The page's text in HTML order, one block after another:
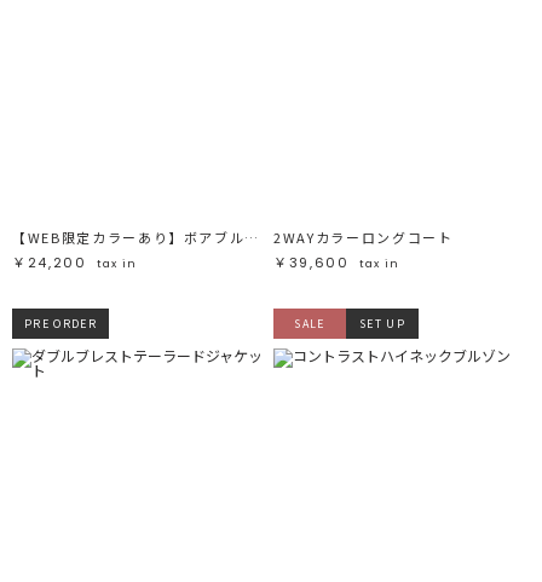
【WEB限定カラーあり】ボアブルゾン
￥24,200
tax in
2WAYカラーロングコート
￥39,600
tax in
PRE ORDER SALE SET UP